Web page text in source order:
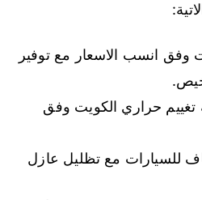
وفق انسب الاسعار مع توفير
حراري الكويت وفق
للسيارات مع تظليل عازل